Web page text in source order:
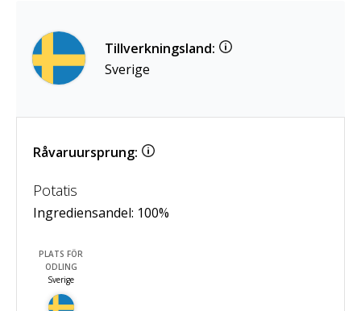
Tillverkningsland:
Sverige
Råvaruursprung:
Potatis
Ingrediensandel: 100%
PLATS FÖR
ODLING
Sverige